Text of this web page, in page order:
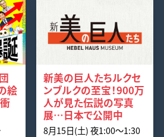
絵
新美の巨人たちルクセ
ンブルクの至宝！900万
人が見た伝説の写真
展…日本で公開中
8月15日(土) 夜1:00〜1:30